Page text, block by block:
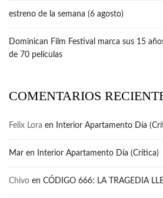
estreno de la semana (6 agosto)
Dominican Film Festival marca sus 15
de 70 películas
COMENTARIOS
Felix Lora en Interior Apartamento Día
Mar en Interior Apartamento Día (Crítica)
Chivo en CÓDIGO 666: LA TRAGEDIA